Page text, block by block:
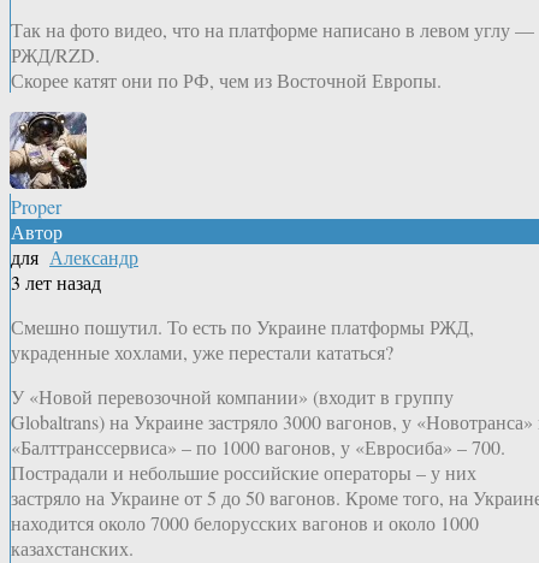
Так на фото видео, что на платформе написано в левом углу —
РЖД/RZD.
Скорее катят они по РФ, чем из Восточной Европы.
Proper
Автор
для Александр
3 лет назад
Смешно пошутил. То есть по Украине платформы РЖД,
украденные хохлами, уже перестали кататься?
У «Новой перевозочной компании» (входит в группу
Globaltrans) на Украине застряло 3000 вагонов, у «Новотранса»
«Балттранссервиса» – по 1000 вагонов, у «Евросиба» – 700.
Пострадали и небольшие российские операторы – у них
застряло на Украине от 5 до 50 вагонов. Кроме того, на
находится около 7000 белорусских вагонов и около 1000
казахстанских.